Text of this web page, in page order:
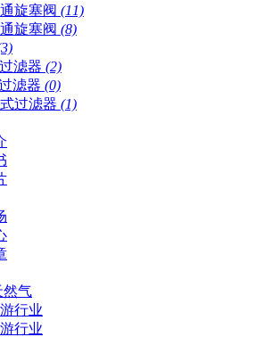
旋塞阀 (11)
旋塞阀 (8)
滤器 (2)
滤器 (0)
过滤器 (1)
然气
游行业
行业